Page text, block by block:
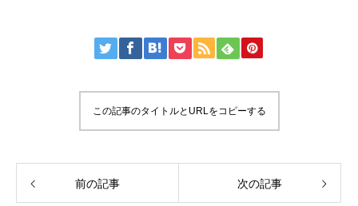
この記事のタイトルとURLをコピーする
前の記事 次の記事